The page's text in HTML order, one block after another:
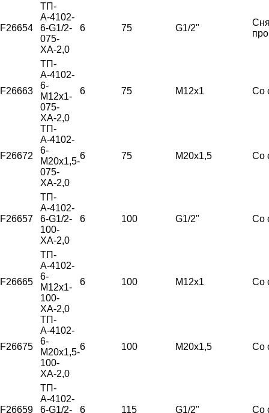
F26654
ТП-
А-4102-
6-G1/2-
075-
ХА-2,0
6 75 G1/2"
F26663
ТП-
А-4102-
6-
М12х1-
075-
ХА-2,0
6 75 М12х1 Со
F26672
ТП-
А-4102-
6-
М20х1,5-
075-
ХА-2,0
6 75 М20х1,5 Со
F26657
ТП-
А-4102-
6-G1/2-
100-
ХА-2,0
6 100 G1/2" Со
F26665
ТП-
А-4102-
6-
М12х1-
100-
ХА-2,0
6 100 М12х1 Со
F26675
ТП-
А-4102-
6-
М20х1,5-
100-
ХА-2,0
6 100 М20х1,5 Со
F26659
ТП-
А-4102-
6-G1/2-
6 115 G1/2" Со